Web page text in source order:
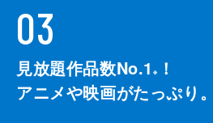
03
見放題作品数No.1 ※
！
アニメや映画がたっぷり。